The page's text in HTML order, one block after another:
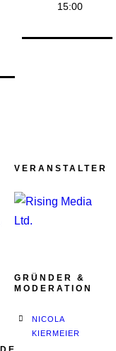
15:00
VERANSTALTER
GRÜNDER &
MODERATION
NICOLA
KIERMEIER